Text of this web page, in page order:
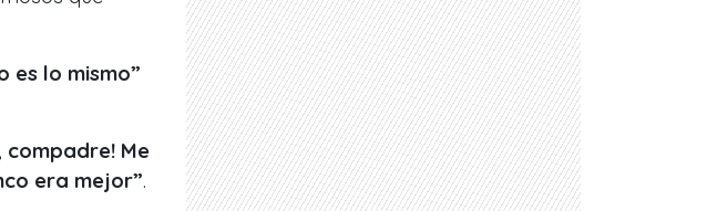
es lo mismo”
compadre! Me
era mejor”.